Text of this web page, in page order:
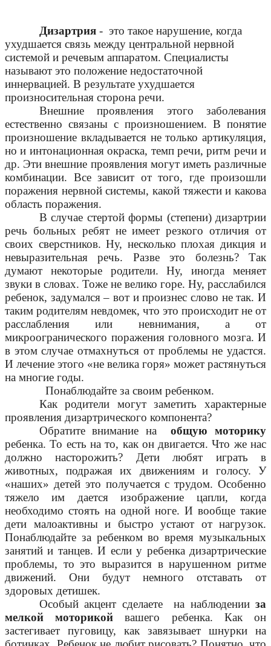
Дизартрия - это такое нарушение, когда
ухудшается связь между центральной нервной
системой и речевым аппаратом. Специалисты
называют это положение недостаточной
иннервацией. В результате ухудшается
произносительная сторона речи.
Внешние проявления этого заболевания
естественно связаны с произношением. В понятие
произношение вкладывается не только артикуляция,
но и интонационная окраска, темп речи, ритм речи и
др. Эти внешние проявления могут иметь различные
комбинации. Все зависит от того, где произошли
поражения нервной системы, какой тяжести и какова
область поражения.
В случае стертой формы (степени) дизартрии
речь больных ребят не имеет резкого отличия от
своих сверстников. Ну, несколько плохая дикция и
невыразительная речь. Разве это болезнь? Так
думают некоторые родители. Ну, иногда меняет
звуки в словах. Тоже не велико горе. Ну, расслабился
ребенок, задумался – вот и произнес слово не так. И
таким родителям невдомек, что это происходит не от
расслабления или невнимания, а от
микроогранического поражения головного мозга. И
в этом случае отмахнуться от проблемы не удастся.
И лечение этого «не велика горя» может растянуться
на многие годы.
Понаблюдайте за своим ребенком.
Как родители могут заметить характерные
проявления дизартрического компонента?
Обратите внимание наобщую моторику
ребенка. То есть на то, как он двигается. Что же нас
должно насторожить? Дети любят играть в
животных, подражая их движениям и голосу. У
«наших» детей это получается с трудом. Особенно
тяжело им дается изображение цапли, когда
необходимо стоять на одной ноге. И вообще такие
дети малоактивны и быстро устают от нагрузок.
Понаблюдайте за ребенком во время музыкальных
занятий и танцев. И если у ребенка дизартрические
проблемы, то это выразится в нарушенном ритме
движений. Они будут немного отставать от
здоровых детишек.
Особый акцент сделаете на наблюдении за
мелкой моторикой вашего ребенка. Как он
застегивает пуговицу, как завязывает шнурки на